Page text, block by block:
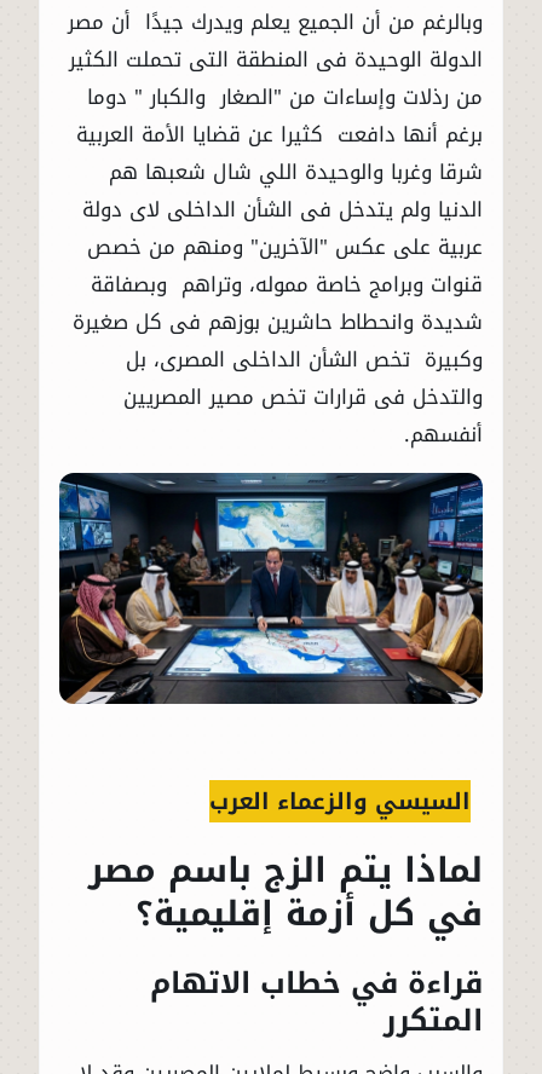
وبالرغم من أن الجميع يعلم ويدرك جيدًا أن مصر
الدولة الوحيدة فى المنطقة التى تحملت الكثير
من رذلات وإساءات من "الصغار والكبار " دوما
برغم أنها دافعت كثيرا عن قضايا الأمة العربية
شرقا وغربا والوحيدة اللي شال شعبها هم
الدنيا ولم يتدخل فى الشأن الداخلى لاى دولة
عربية على عكس "الآخرين" ومنهم من خصص
قنوات وبرامج خاصة مموله، وتراهم وبصفاقة
شديدة وانحطاط حاشرين بوزهم فى كل صغيرة
وكبيرة تخص الشأن الداخلى المصرى، بل
والتدخل فى قرارات تخص مصير المصريين
أنفسهم.
السيسي والزعماء العرب
لماذا يتم الزج باسم مصر
في كل أزمة إقليمية؟
قراءة في خطاب الاتهام
المتكرر